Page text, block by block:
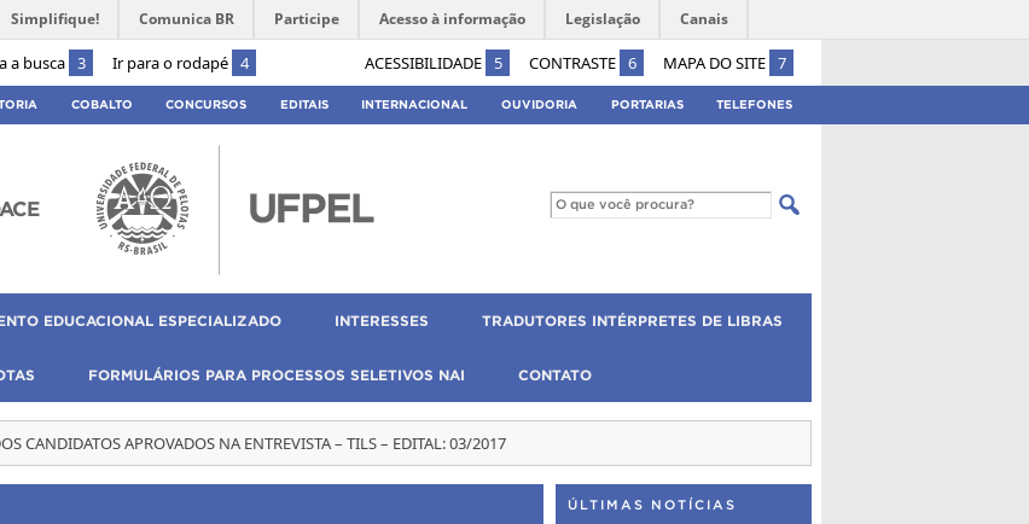
a busca 3 Ir para o rodapé 4 ACESSIBILIDADE 5 CONTRASTE 6 MAPA DO SITE 7
Simplifique! Comunica BR Participe Acesso à informação Legislação Canais
COBALTO CONCURSOS EDITAIS INTERNACIONAL OUVIDORIA PORTARIAS TELEFONES
EDUCACIONAL ESPECIALIZADO INTERESSES TRADUTORES INTÉRPRETES DE LIBRAS
FORMULÁRIOS PARA PROCESSOS SELETIVOS NAI CONTATO
CANDIDATOS APROVADOS NA ENTREVISTA – TILS – EDITAL: 03/2017
ÚLTIMAS NOTÍCIAS